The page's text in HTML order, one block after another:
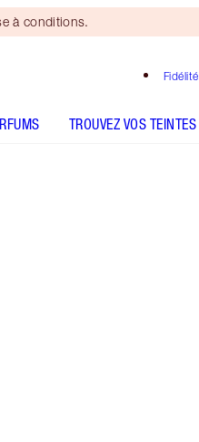
à conditions.
Fidélité
TROUVEZ VOS TEINTES